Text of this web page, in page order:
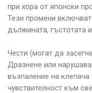
при хора от японски
Тези промени
дължината, гъстотата
Чести (могат да
Дразнене или
възпаление на
чувствителност към